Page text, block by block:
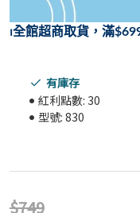
⏐全館超商取貨，滿
有庫存
紅利點數: 30
型號: 830
$749